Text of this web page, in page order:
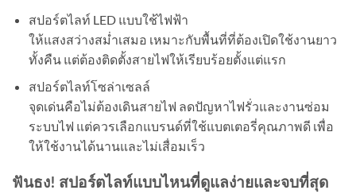
สปอร์ตไลท์ LED แบบใช้ไฟฟ้า
ให้แสงสว่างสม่ำเสมอ เหมาะกับพื้นที่ที่ต้องเปิดใช้งานยาว
ทั้งคืน แต่ต้องติดตั้งสายไฟให้เรียบร้อยตั้งแต่แรก
สปอร์ตไลท์โซล่าเซลล์
จุดเด่นคือไม่ต้องเดินสายไฟ ลดปัญหาไฟรั่วและงานซ่อม
ระบบไฟ แต่ควรเลือกแบรนด์ที่ใช้แบตเตอรี่คุณภาพดี เพื่อ
ให้ใช้งานได้นานและไม่เสื่อมเร็ว
ฟันธง! สปอร์ตไลท์แบบไหนที่ดูแลง่ายและจบที่สุด